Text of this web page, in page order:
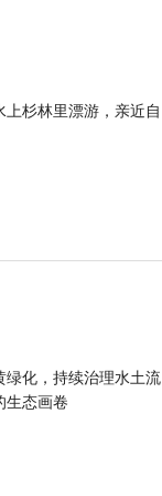
杉林里漂游，亲近自
绿化，持续治理水土流
生态画卷